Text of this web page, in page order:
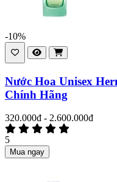
-10%
Nước Hoa Unisex
Chính Hãng
320.000đ - 2.600.000đ
5
Mua ngay